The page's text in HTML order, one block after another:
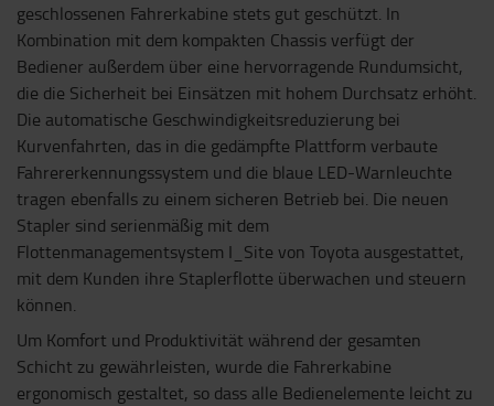
geschlossenen Fahrerkabine stets gut geschützt. In
Kombination mit dem kompakten Chassis verfügt der
Bediener außerdem über eine hervorragende Rundumsicht,
die die Sicherheit bei Einsätzen mit hohem Durchsatz erhöht.
Die automatische Geschwindigkeitsreduzierung bei
Kurvenfahrten, das in die gedämpfte Plattform verbaute
Fahrererkennungssystem und die blaue LED-Warnleuchte
tragen ebenfalls zu einem sicheren Betrieb bei. Die neuen
Stapler sind serienmäßig mit dem
Flottenmanagementsystem I_Site von Toyota ausgestattet,
mit dem Kunden ihre Staplerflotte überwachen und steuern
können.
Um Komfort und Produktivität während der gesamten
Schicht zu gewährleisten, wurde die Fahrerkabine
ergonomisch gestaltet, so dass alle Bedienelemente leicht zu